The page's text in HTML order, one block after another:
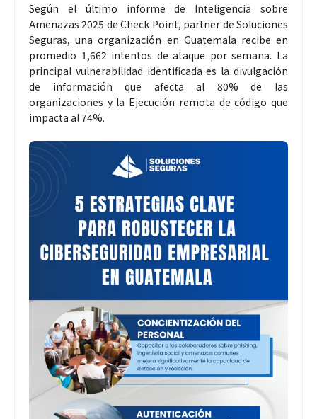
Según el último informe de Inteligencia sobre
Amenazas 2025 de Check Point, partner de Soluciones
Seguras, una organización en Guatemala recibe en
promedio 1,662 intentos de ataque por semana. La
principal vulnerabilidad identificada es la divulgación
de información que afecta al 80% de las
organizaciones y la Ejecución remota de código que
impacta al 74%.